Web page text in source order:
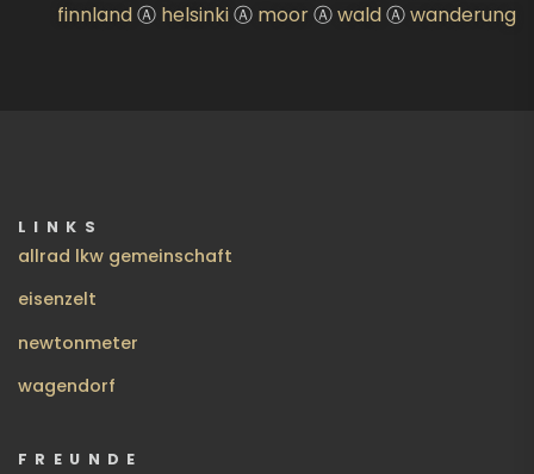
finnlandⒶ helsinkiⒶ moorⒶwaldⒶwanderung
LINKS
allrad lkw gemeinschaft
eisenzelt
newtonmeter
wagendorf
FREUNDE